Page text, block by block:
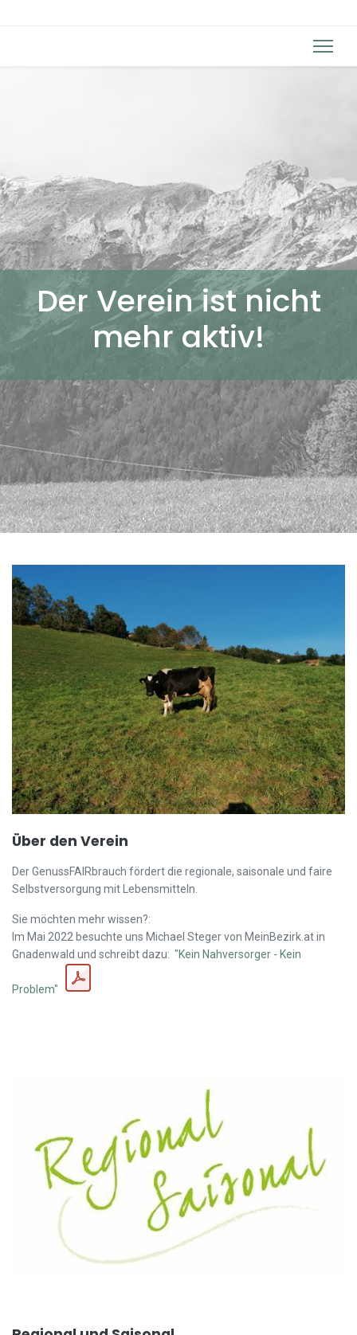
Der Verein ist nicht
mehr aktiv!
Über den Verein
Der GenussFAIRbrauch fördert die regionale, saisonale und faire
Selbstversorgung mit Lebensmitteln.
Sie möchten mehr wissen?:
Im Mai 2022 besuchte uns Michael Steger von MeinBezirk.at in
Gnadenwald und schreibt dazu: "Kein Nahversorger - Kein
Problem"